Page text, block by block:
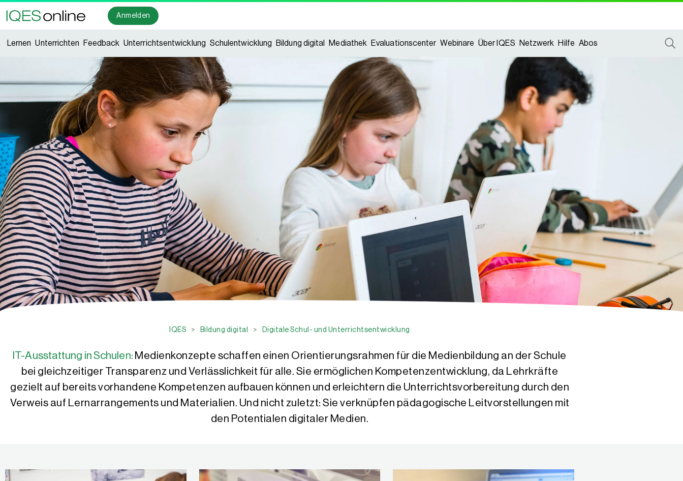
Anmelden
Lernen Unterrichten Feedback Unterrichtsentwicklung Schulentwicklung Bildung digital Mediathek Evaluationscenter Webinare Über IQES Netzwerk Hilfe Abos
IQES > Bildung digital > Digitale Schul- und Unterrichtsentwicklung
IT-Ausstattung in Schulen: Medienkonzepte schaffen einen Orientierungsrahmen für die Medienbildung an der Schule
bei gleichzeitiger Transparenz und Verlässlichkeit für alle. Sie ermöglichen Kompetenzentwicklung, da Lehrkräfte
gezielt auf bereits vorhandene Kompetenzen aufbauen können und erleichtern die Unterrichtsvorbereitung durch den
Verweis auf Lernarrangements und Materialien. Und nicht zuletzt: Sie verknüpfen pädagogische Leitvorstellungen mit
den Potentialen digitaler Medien.